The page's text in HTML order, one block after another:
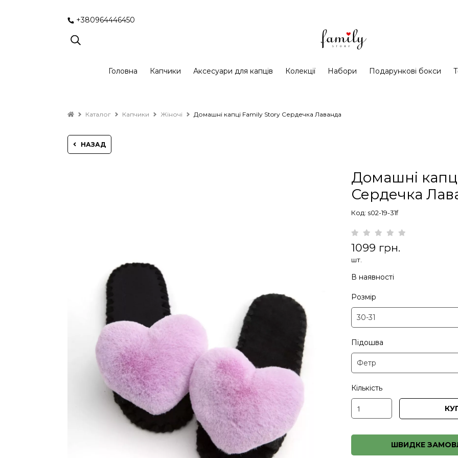
+380964446450
Головна Капчики Аксесуари для капців Колекції Набори Подарункові бокси
Каталог Капчики Жіночі Домашні капці Family Story Сердечка Лаванда
НАЗАД
Домашні
Сердечка
Код: s02-19-31f
1099 грн.
шт.
В наявності
Розмір
Підошва
Кількість
ШВИДКЕ